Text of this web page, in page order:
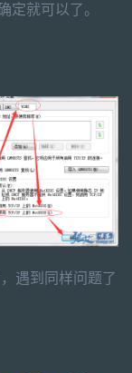
定就可以了。
遇到同样问题了